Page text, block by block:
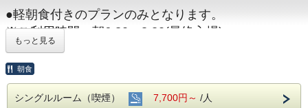
話にて確認ください。
●キャンセルにつきましては、ご宿泊開始日を起算と
し以下の通り申し受けます。
・ご宿泊日二日前まで・・・ 無料
・ご宿泊日前日・・・ 宿泊料金の30%
・ご宿泊日当日、連絡なき不泊・・・ 宿泊料金の
●軽朝食付きのプランのみとなります。
※ご利用時間：朝6:30～8:30(最終入場)
●駐車料金は一律\300/1台1泊となります。
大型車等でお越しの方は、ご要望欄にその旨記載をお
願いします。
※駐車場のご予約は出来ません。
もっと見る
朝食
シングルルーム（喫煙） 7,700円～ /人